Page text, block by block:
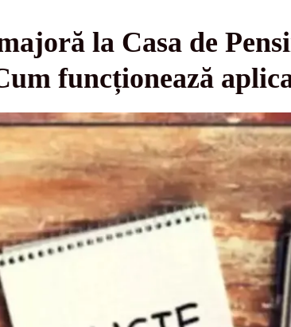
la Casa de
funcționează